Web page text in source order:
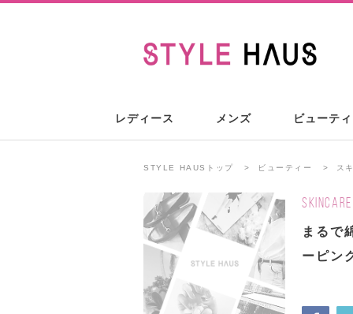
レディース メンズ ビューテ
STYLE HAUSトップ ビューティー ス
SKINCARE
まるで
ーピン